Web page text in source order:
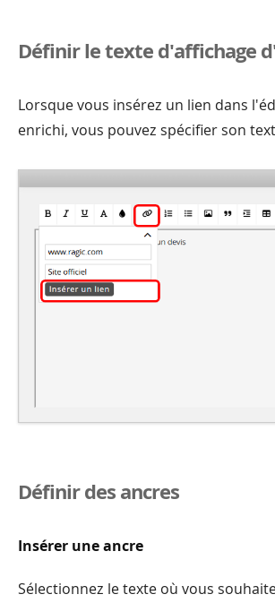
Définir le texte d'affichage
Lorsque vous insérez un lien dans
enrichi, vous pouvez spécifier son
Définir des ancres
Insérer une ancre
Sélectionnez le texte où vous